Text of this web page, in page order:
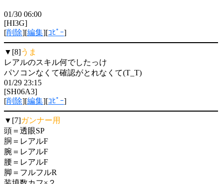
01/30 06:00
[HI3G]
[削除][編集][ｺﾋﾟｰ]
▼[8]うま
レアルのスキル何でしたっけ
パソコンなくて確認がとれなくて(T_T)
01/29 23:15
[SH06A3]
[削除][編集][ｺﾋﾟｰ]
▼[7]ガンナー用
頭＝透眼SP
胴＝レアルF
腕＝レアルF
腰＝レアルF
脚＝フルフルR